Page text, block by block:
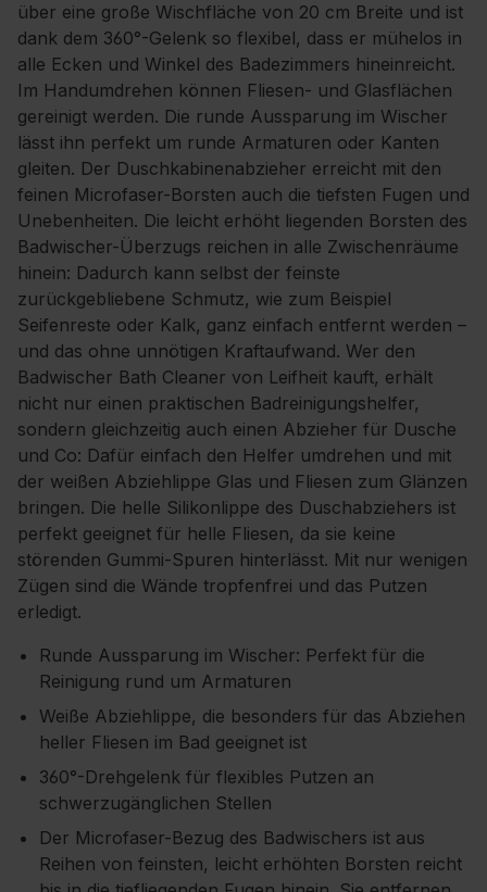
über eine große Wischfläche von 20 cm Breite und ist
dank dem 360°-Gelenk so flexibel, dass er mühelos in
alle Ecken und Winkel des Badezimmers hineinreicht.
Im Handumdrehen können Fliesen- und Glasflächen
gereinigt werden. Die runde Aussparung im Wischer
lässt ihn perfekt um runde Armaturen oder Kanten
gleiten. Der Duschkabinenabzieher erreicht mit den
feinen Microfaser-Borsten auch die tiefsten Fugen und
Unebenheiten. Die leicht erhöht liegenden Borsten des
Badwischer-Überzugs reichen in alle Zwischenräume
hinein: Dadurch kann selbst der feinste
zurückgebliebene Schmutz, wie zum Beispiel
Seifenreste oder Kalk, ganz einfach entfernt werden –
und das ohne unnötigen Kraftaufwand. Wer den
Badwischer Bath Cleaner von Leifheit kauft, erhält
nicht nur einen praktischen Badreinigungshelfer,
sondern gleichzeitig auch einen Abzieher für Dusche
und Co: Dafür einfach den Helfer umdrehen und mit
der weißen Abziehlippe Glas und Fliesen zum Glänzen
bringen. Die helle Silikonlippe des Duschabziehers ist
perfekt geeignet für helle Fliesen, da sie keine
störenden Gummi-Spuren hinterlässt. Mit nur wenigen
Zügen sind die Wände tropfenfrei und das Putzen
erledigt.
Runde Aussparung im Wischer: Perfekt für die
Reinigung rund um Armaturen
Weiße Abziehlippe, die besonders für das Abziehen
heller Fliesen im Bad geeignet ist
360°-Drehgelenk für flexibles Putzen an
schwerzugänglichen Stellen
Der Microfaser-Bezug des Badwischers ist aus
Reihen von feinsten, leicht erhöhten Borsten reicht